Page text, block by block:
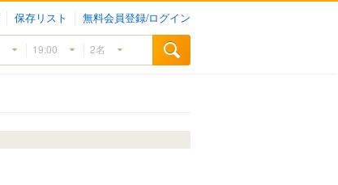
保存リスト 無料会員登録/ログイン